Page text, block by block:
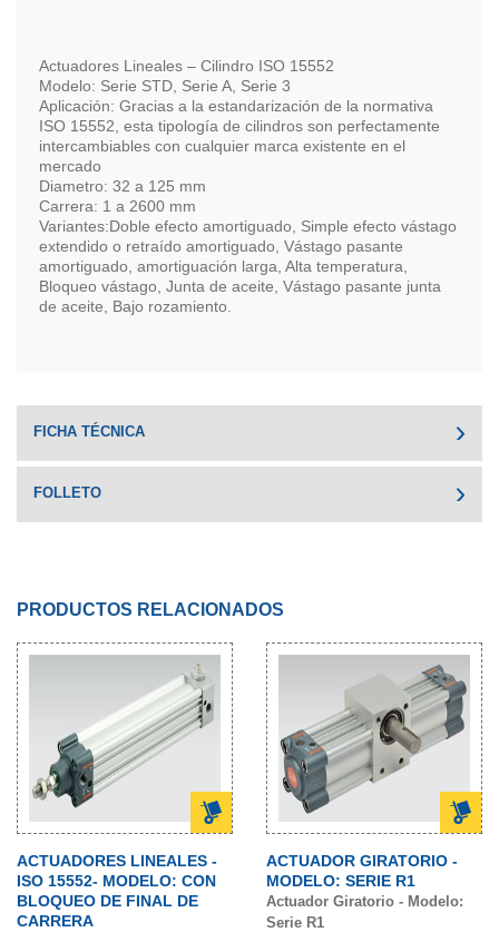
Actuadores Lineales – Cilindro ISO 15552
Modelo: Serie STD, Serie A, Serie 3
Aplicación: Gracias a la estandarización de la normativa
ISO 15552, esta tipología de cilindros son perfectamente
intercambiables con cualquier marca existente en el
mercado
Diametro: 32 a 125 mm
Carrera: 1 a 2600 mm
Variantes:Doble efecto amortiguado, Simple efecto vástago
extendido o retraído amortiguado, Vástago pasante
amortiguado, amortiguación larga, Alta temperatura,
Bloqueo vástago, Junta de aceite, Vástago pasante junta
de aceite, Bajo rozamiento.
FICHA TÉCNICA
FOLLETO
PRODUCTOS RELACIONADOS
ACTUADORES LINEALES -
ISO 15552- MODELO: CON
BLOQUEO DE FINAL DE
CARRERA
ACTUADOR GIRATORIO -
MODELO: SERIE R1
Actuador Giratorio - Modelo:
Serie R1